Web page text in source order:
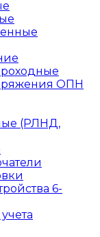
ОПН
(РЛНД,
6-